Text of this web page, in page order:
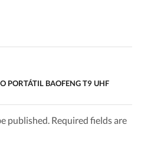
3/4/5
(BCLO)
para el canal
voltaje de batería bajo
PORTÁTIL BAOFENG T9 UHF
published. Required fields are